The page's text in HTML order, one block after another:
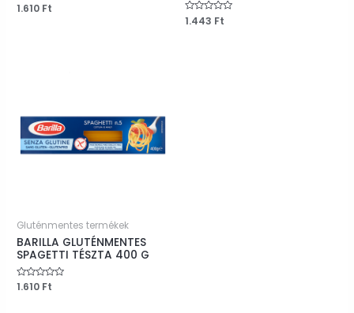
Értékelés:
0
1.610 Ft
Értékelés:
0
1.443 Ft
Gluténmentes termékek
BARILLA GLUTÉNMENTES
SPAGETTI TÉSZTA 400 G
Értékelés:
1.610 Ft